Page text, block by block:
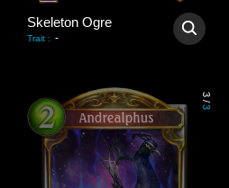
Skeleton Ogre
Trait : -
3
/
3